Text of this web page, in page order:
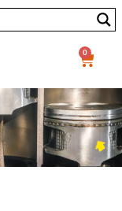
0